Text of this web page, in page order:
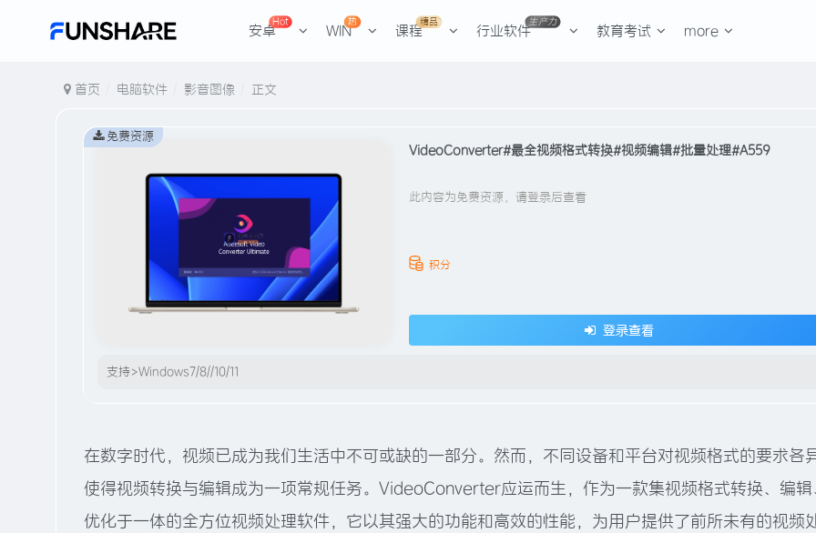
安卓
Hot
WIN
热
课程
精品
行业软件
生产力
教育考试 more
首页 电脑软件 影音图像 正文
VideoConverter#最全视频格式转换#视频编辑#批量处理#A559
此内容为免费资源，请登录后查看
积分
登录查看
支持>Windows7/8//10/11
免费资源
在数字时代，视频已成为我们生活中不可或缺的一部分。然而，不同设备和平台对视频格式的要求各
使得视频转换与编辑成为一项常规任务。VideoConverter应运而生，作为一款集视频格式转换、编辑
优化于一体的全方位视频处理软件，它以其强大的功能和高效的性能，为用户提供了前所未有的视频